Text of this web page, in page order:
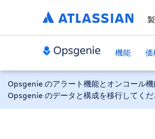
Opsgenie のアラート機能とオンコール
Opsgenie のデータと構成を移行してくだ
機能 価